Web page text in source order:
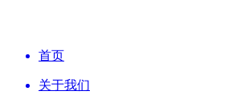
首页
关于我们